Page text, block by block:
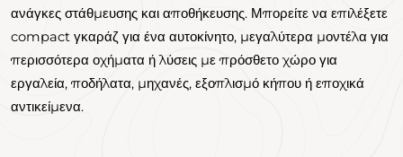
ανάγκες στάθμευσης και αποθήκευσης. Μπορείτε να επιλέξετε
compact γκαράζ για ένα αυτοκίνητο, μεγαλύτερα μοντέλα για
περισσότερα οχήματα ή λύσεις με πρόσθετο χώρο για
εργαλεία, ποδήλατα, μηχανές, εξοπλισμό κήπου ή εποχικά
αντικείμενα.